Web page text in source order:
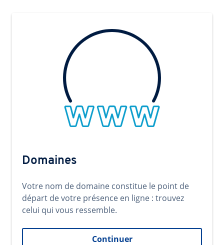
Domaines
Votre nom de domaine constitue le point de
départ de votre présence en ligne : trouvez
celui qui vous ressemble.
Continuer